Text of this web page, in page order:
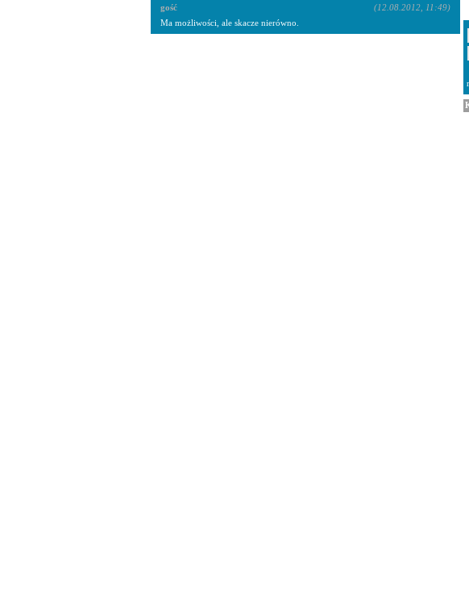
gość
Ma możliwości, ale skacze nierówno.
(12.08.2012, 11:49)